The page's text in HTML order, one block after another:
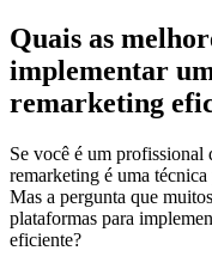
Quais as
implementar
remarketing
Se você é um profissional
remarketing é uma técnica
Mas a pergunta que
plataformas para
eficiente?